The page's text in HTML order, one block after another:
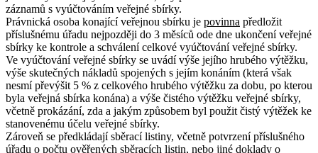
záznamů s vyúčtováním veřejné sbírky.
Právnická osoba konající veřejnou sbírku je povinna předložit
příslušnému úřadu nejpozději do 3 měsíců ode dne ukončení veřejné
sbírky ke kontrole a schválení celkové vyúčtování veřejné sbírky.
Ve vyúčtování veřejné sbírky se uvádí výše jejího hrubého výtěžku,
výše skutečných nákladů spojených s jejím konáním (která však
nesmí převýšit 5 % z celkového hrubého výtěžku za dobu, po kterou
byla veřejná sbírka konána) a výše čistého výtěžku veřejné sbírky,
včetně prokázání, zda a jakým způsobem byl použit čistý výtěžek ke
stanovenému účelu veřejné sbírky.
Zároveň se předkládají sběrací listiny, včetně potvrzení příslušného
úřadu o počtu ověřených sběracích listin, nebo jiné doklady o